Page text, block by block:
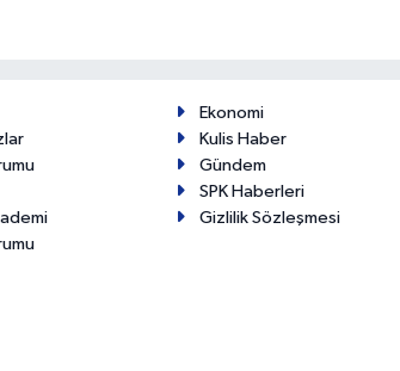
Ekonomi
Kulis Haber
Gündem
SPK Haberleri
Gizlilik Sözleşmesi